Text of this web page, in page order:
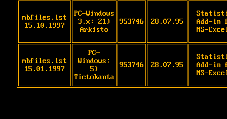
mbfiles.lst
15.10.1997
PC-Windows
3.x: 21)
Arkisto
953746 28.07.95
Add-in
MS-
mbfiles.lst
15.01.1997
PC-
Windows:
5)
Tietokanta
953746 28.07.95
Add-in
MS-